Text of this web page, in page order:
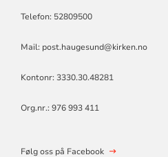
Telefon: 52809500
Mail: post.haugesund@kirken.no
Kontonr: 3330.30.48281
Org.nr.: 976 993 411
Følg oss på Facebook